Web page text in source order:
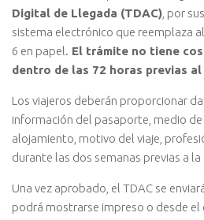
Digital de Llegada (TDAC) , por
sistema electrónico que reemplaza
6 en papel. El trámite no tiene
dentro de las 72 horas previas
Los viajeros deberán proporcionar
información del pasaporte, medio
alojamiento, motivo del viaje,
durante las dos semanas previas a
Una vez aprobado, el TDAC se
podrá mostrarse impreso o desde el